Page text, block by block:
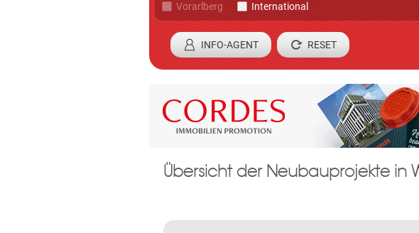
Vorarlberg
International
INFO-AGENT
Registrieren Sie sich um
E-mail
Hier
Ein Zweck zu testen, ob Sie ein
Übersicht der Neubauprojekte in